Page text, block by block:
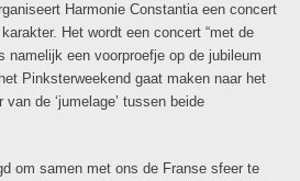
Harmonie Constantia een concert
Het wordt een concert “met de
namelijk een voorproefje op de jubileum
Pinksterweekend gaat maken naar het
de ‘jumelage’ tussen beide
om samen met ons de Franse sfeer te